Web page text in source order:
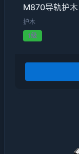
M870导轨护木
护木
1级